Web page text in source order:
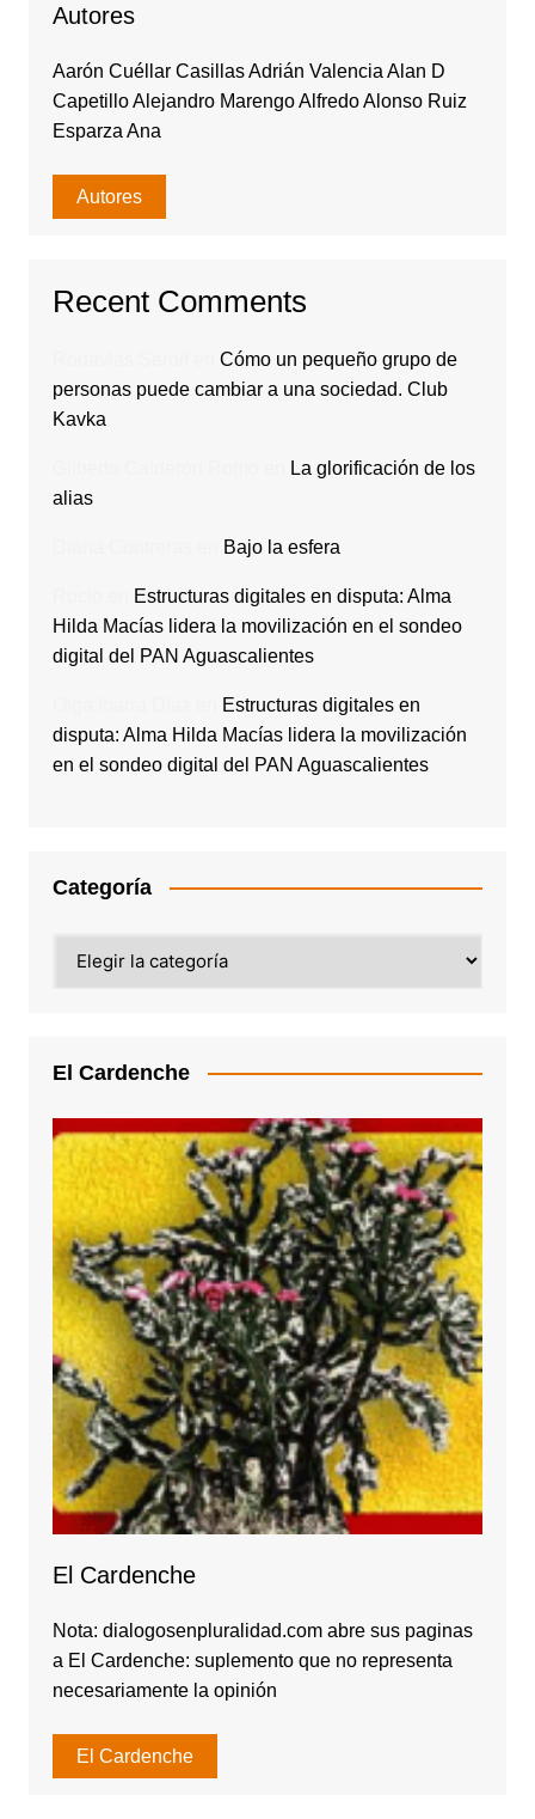
Autores
Aarón Cuéllar Casillas Adrián Valencia Alan D
Capetillo Alejandro Marengo Alfredo Alonso Ruiz
Esparza Ana
Autores
Recent Comments
Cómo un pequeño grupo de
personas puede cambiar a una sociedad. Club
Kavka
La glorificación de los
alias
Bajo la esfera
Estructuras digitales en disputa: Alma
Hilda Macías lidera la movilización en el sondeo
digital del PAN Aguascalientes
Estructuras digitales en
disputa: Alma Hilda Macías lidera la movilización
en el sondeo digital del PAN Aguascalientes
Categoría
El Cardenche
El Cardenche
Nota: dialogosenpluralidad.com abre sus paginas
a El Cardenche: suplemento que no representa
necesariamente la opinión
El Cardenche